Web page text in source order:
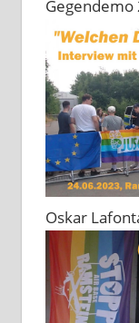
Gegendemo
Oskar